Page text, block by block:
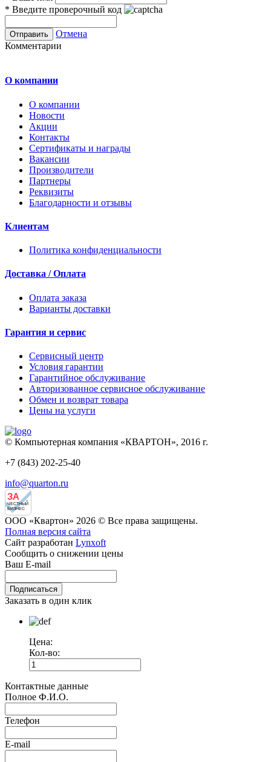
* Введите проверочный код
Отмена
Комментарии
О компании
О компании
Новости
Акции
Контакты
Сертификаты и награды
Вакансии
Производители
Партнеры
Реквизиты
Благодарности и отзывы
Клиентам
Политика конфиденциальности
Доставка / Оплата
Оплата заказа
Варианты доставки
Гарантия и сервис
Сервисный центр
Условия гарантии
Гарантийное обслуживание
Авторизованное сервисное обслуживание
Обмен и возврат товара
Цены на услуги
© Компьютерная компания «КВАРТОН», 2016 г.
+7 (843) 202-25-40
info@quarton.ru
ЗА
ЧЕСТНЫЙ
БИЗНЕС
ООО «Квартон» 2026 © Все права защищены.
Полная версия сайта
Сайт разработан Lynxoft
Сообщить о снижении цены
Ваш E-mail
Заказать в один клик
Цена:
Кол-во:
Контактные данные
Полное Ф.И.О.
Телефон
E-mail